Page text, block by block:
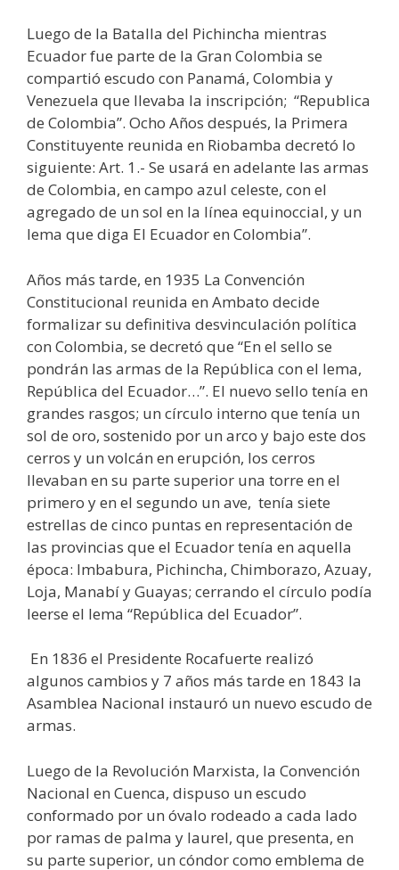
Luego de la Batalla del Pichincha mientras
Ecuador fue parte de la Gran Colombia se
compartió escudo con Panamá, Colombia y
Venezuela que llevaba la inscripción; “Republica
de Colombia”. Ocho Años después, la Primera
Constituyente reunida en Riobamba decretó lo
siguiente: Art. 1.- Se usará en adelante las armas
de Colombia, en campo azul celeste, con el
agregado de un sol en la línea equinoccial, y un
lema que diga El Ecuador en Colombia”.
Años más tarde, en 1935 La Convención
Constitucional reunida en Ambato decide
formalizar su definitiva desvinculación política
con Colombia, se decretó que “En el sello se
pondrán las armas de la República con el lema,
República del Ecuador…”. El nuevo sello tenía en
grandes rasgos; un círculo interno que tenía un
sol de oro, sostenido por un arco y bajo este dos
cerros y un volcán en erupción, los cerros
llevaban en su parte superior una torre en el
primero y en el segundo un ave, tenía siete
estrellas de cinco puntas en representación de
las provincias que el Ecuador tenía en aquella
época: Imbabura, Pichincha, Chimborazo, Azuay,
Loja, Manabí y Guayas; cerrando el círculo podía
leerse el lema “República del Ecuador”.
En 1836 el Presidente Rocafuerte realizó
algunos cambios y 7 años más tarde en 1843 la
Asamblea Nacional instauró un nuevo escudo de
armas.
Luego de la Revolución Marxista, la Convención
Nacional en Cuenca, dispuso un escudo
conformado por un óvalo rodeado a cada lado
por ramas de palma y laurel, que presenta, en
su parte superior, un cóndor como emblema de